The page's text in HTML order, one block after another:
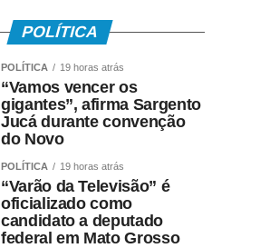
POLÍTICA
POLÍTICA 19 horas atrás
“Vamos vencer os
gigantes”, afirma Sargento
Jucá durante convenção
do Novo
POLÍTICA 19 horas atrás
“Varão da Televisão” é
oficializado como
candidato a deputado
federal em Mato Grosso